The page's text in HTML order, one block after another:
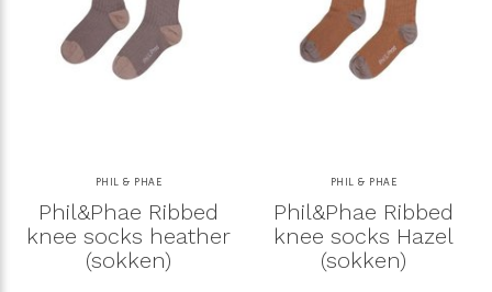
PHIL & PHAE
Phil&Phae Ribbed
knee socks heather
(sokken)
PHIL & PHAE
Phil&Phae Ribbed
knee socks Hazel
(sokken)